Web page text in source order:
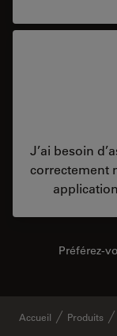
J’ai besoin
correctement
Préférez-
Accueil Produits